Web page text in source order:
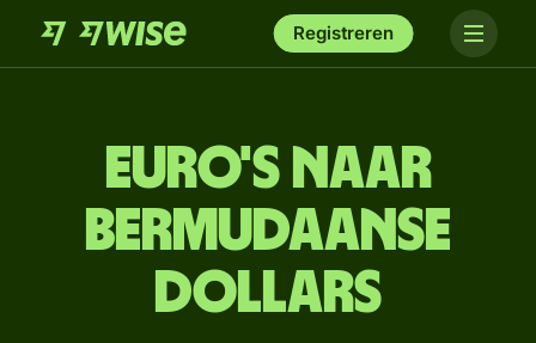
Registreren
euro's naar
Bermudaanse
dollars